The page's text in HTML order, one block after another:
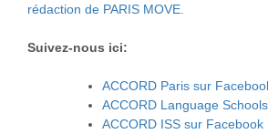
rédaction de PARIS MOVE.
Suivez-nous ici:
ACCORD Paris sur
ACCORD Language
ACCORD ISS sur Facebook